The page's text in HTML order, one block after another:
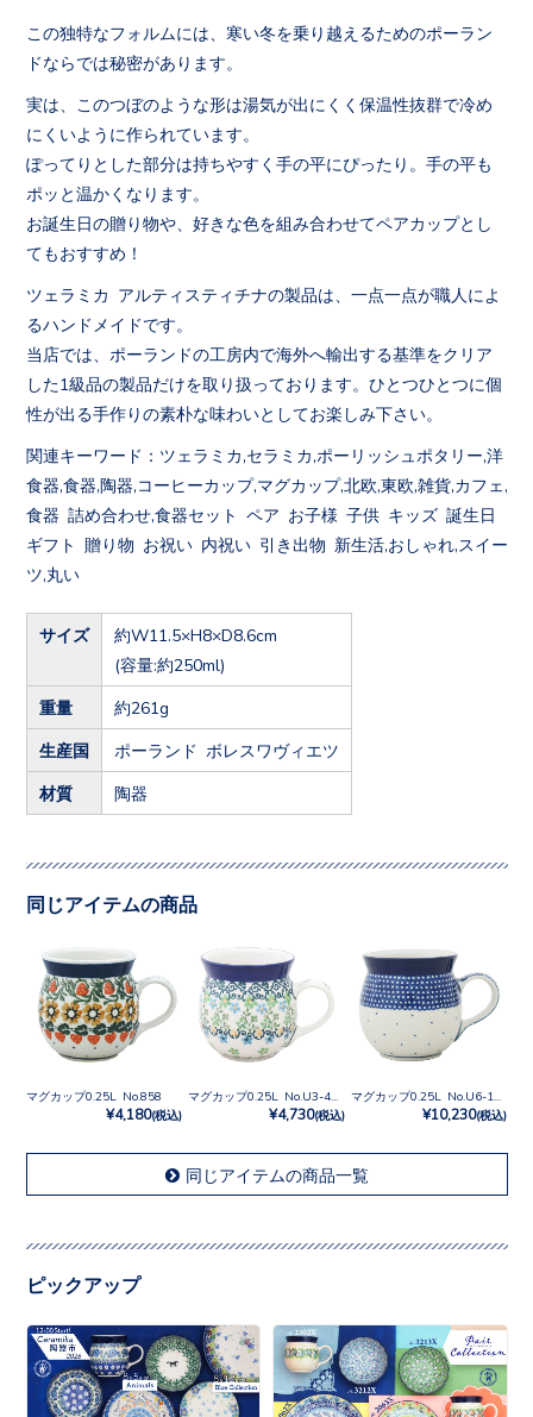
この独特なフォルムには、寒い冬を乗り越えるためのポーラン
ドならでは秘密があります。
実は、このつぼのような形は湯気が出にくく保温性抜群で冷め
にくいように作られています。
ぽってりとした部分は持ちやすく手の平にぴったり。手の平も
ポッと温かくなります。
お誕生日の贈り物や、好きな色を組み合わせてペアカップとし
てもおすすめ！
ツェラミカ アルティスティチナの製品は、一点一点が職人によ
るハンドメイドです。
当店では、ポーランドの工房内で海外へ輸出する基準をクリア
した1級品の製品だけを取り扱っております。ひとつひとつに個
性が出る手作りの素朴な味わいとしてお楽しみ下さい。
関連キーワード：ツェラミカ,セラミカ,ポーリッシュポタリー,洋
食器,食器,陶器,コーヒーカップ,マグカップ,北欧,東欧,雑貨,カフェ,
食器 詰め合わせ,食器セット ペア お子様 子供 キッズ 誕生日
ギフト 贈り物 お祝い 内祝い 引き出物 新生活,おしゃれ,スイー
ツ,丸い
サイズ
約W11.5×H8×D8.6cm
(容量:約250ml)
重量 約261g
生産国 ポーランド ボレスワヴィエツ
材質 陶器
同じアイテムの商品
マグカップ0.25L No.858
¥4,180(税込) ¥4,730(税込) ¥10,230(税込)
同じアイテムの商品一覧
ピックアップ